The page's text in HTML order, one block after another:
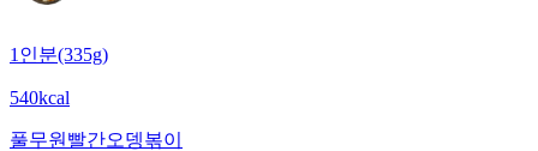
1인분(335g)
540kcal
풀무원 빨간오뎅볶이